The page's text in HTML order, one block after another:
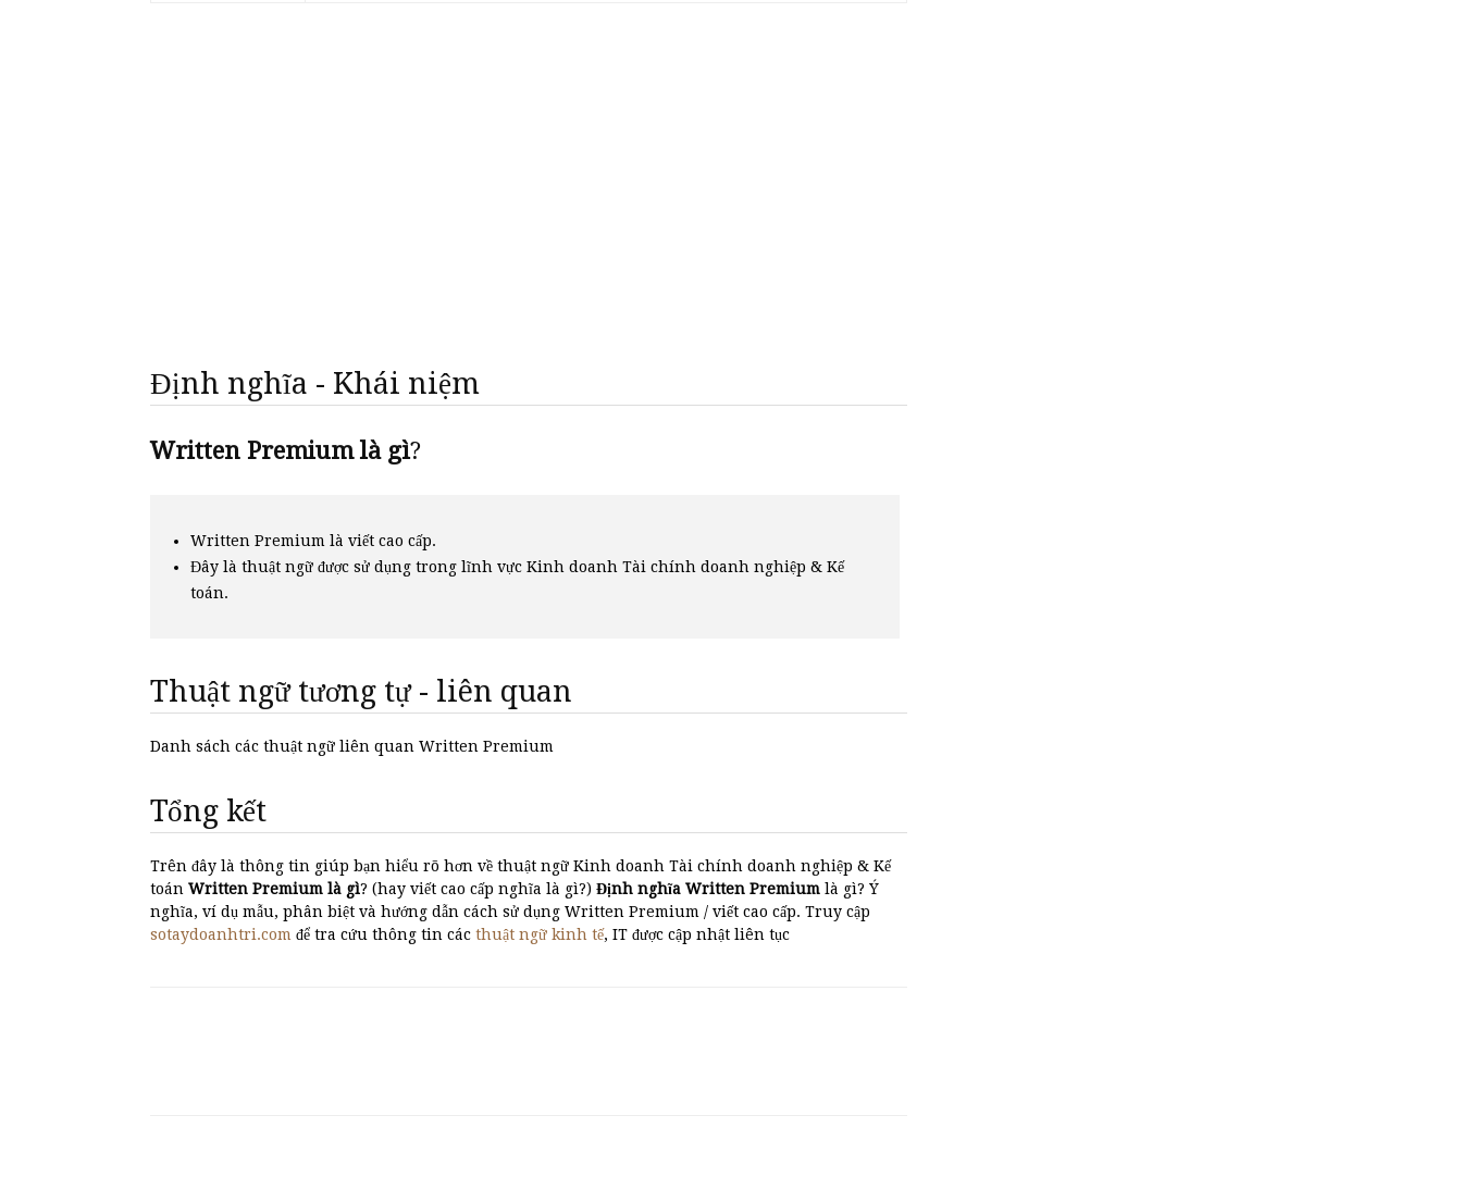
Định nghĩa - Khái niệm
Written Premium là gì?
Written Premium là viết cao cấp.
Đây là thuật ngữ được sử dụng trong lĩnh vực Kinh doanh Tài chính doanh nghiệp & Kế
toán.
Thuật ngữ tương tự - liên quan
Danh sách các thuật ngữ liên quan Written Premium
Tổng kết
Trên đây là thông tin giúp bạn hiểu rõ hơn về thuật ngữ Kinh doanh Tài chính doanh nghiệp & Kế
toán Written Premium là gì? (hay viết cao cấp nghĩa là gì?) Định nghĩa Written Premium là gì? Ý
nghĩa, ví dụ mẫu, phân biệt và hướng dẫn cách sử dụng Written Premium / viết cao cấp. Truy cập
sotaydoanhtri.com để tra cứu thông tin các thuật ngữ kinh tế, IT được cập nhật liên tục